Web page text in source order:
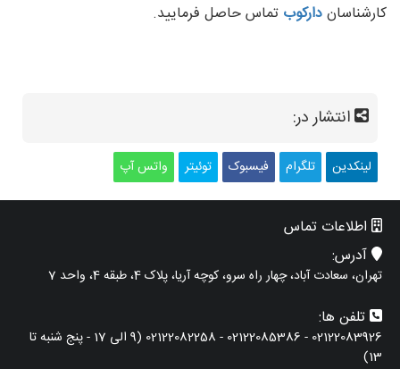
کارشناساندارکوب تماس حاصل فرمایید.
انتشار در:
لینکدین تلگرام فیسبوک توئیتر واتس آپ
اطلاعات تماس
آدرس:
تهران، سعادت آباد، چهار راه سرو، کوچه آریا، پلاک 4، طبقه 4، واحد 7
تلفن ها:
02122083926 - 02122085386 - 02122082258 (9 الی 17 - پنج شنبه تا
13)